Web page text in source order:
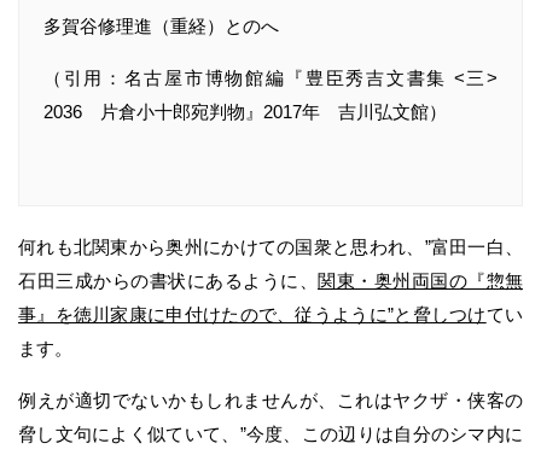
多賀谷修理進（重経）とのへ
（引用：名古屋市博物館編『豊臣秀吉文書集 <三>
2036 片倉小十郎宛判物』2017年 吉川弘文館）
何れも北関東から奥州にかけての国衆と思われ、”富田一白、
石田三成からの書状にあるように、 関東・奥州両国の『惣無
事』を徳川家康に申付けたので、従うように”と脅しつけてい
ます。
例えが適切でないかもしれませんが、これはヤクザ・侠客の
脅し文句によく似ていて、”今度、この辺りは自分のシマ内に